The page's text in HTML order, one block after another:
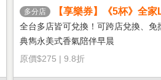
多分店
【享樂券】《5杯》全
熱特濃美式(大杯)
全台多店皆可兌換！可跨店兌換、免
典雋永美式香氣陪伴早晨
原價$275 | 9.8折